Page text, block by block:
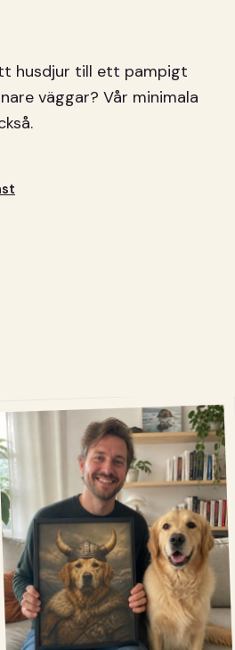
husdjur till ett pampigt
väggar? Vår minimala